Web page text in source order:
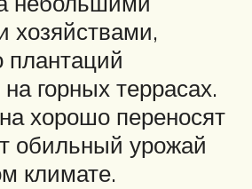
хозяйствами,
плантаций
горных террасах.
хорошо переносят
обильный урожай
климате.